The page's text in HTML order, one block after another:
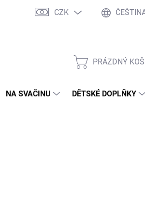
Ochrana osobních údajů Jak
CZK
PRÁZDNÝ
NA SVAČINU DĚTSKÉ DOPLŇKY